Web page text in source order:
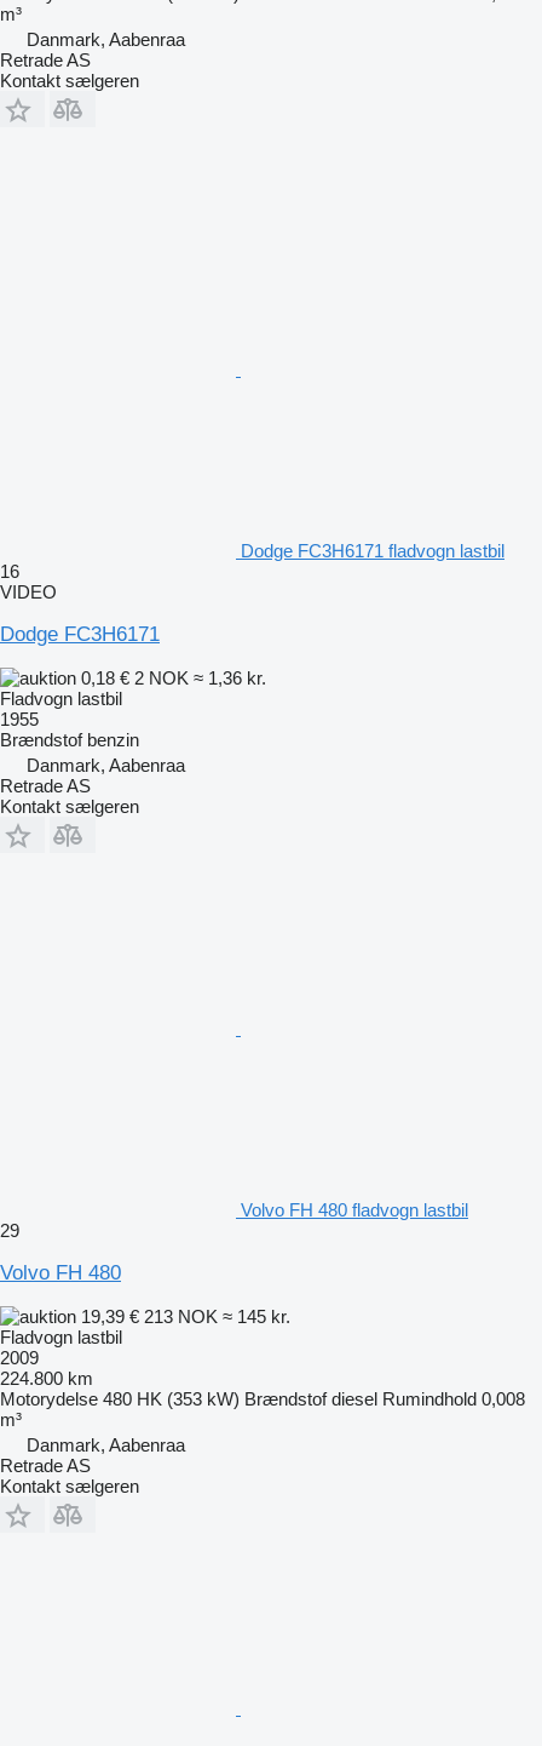
m³
Danmark, Aabenraa
Retrade AS
Kontakt sælgeren
Dodge FC3H6171 fladvogn lastbil
16
VIDEO
Dodge FC3H6171
0,18 € 2 NOK ≈ 1,36 kr.
Fladvogn lastbil
1955
Brændstof benzin
Danmark, Aabenraa
Retrade AS
Kontakt sælgeren
Volvo FH 480 fladvogn lastbil
29
Volvo FH 480
19,39 € 213 NOK ≈ 145 kr.
Fladvogn lastbil
2009
224.800 km
Motorydelse 480 HK (353 kW) Brændstof diesel Rumindhold 0,008
m³
Danmark, Aabenraa
Retrade AS
Kontakt sælgeren